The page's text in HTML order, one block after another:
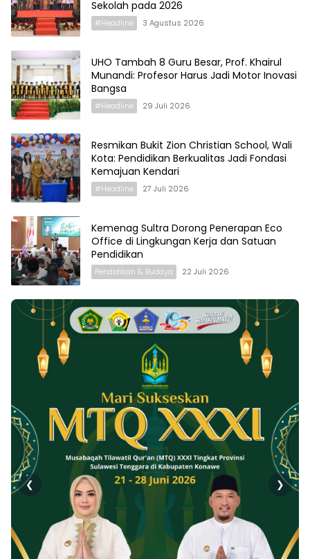
Sekolah pada 2026
#Headline 3 Agustus 2026
UHO Tambah 8 Guru Besar, Prof. Khairul
Munandi: Profesor Harus Jadi Motor Inovasi
Bangsa
#Headline 29 Juli 2026
Resmikan Bukit Zion Christian School, Wali
Kota: Pendidikan Berkualitas Jadi Fondasi
Kemajuan Kendari
#Headline 27 Juli 2026
Kemenag Sultra Dorong Penerapan Eco
Office di Lingkungan Kerja dan Satuan
Pendidikan
Pendidikan & Budaya 22 Juli 2026